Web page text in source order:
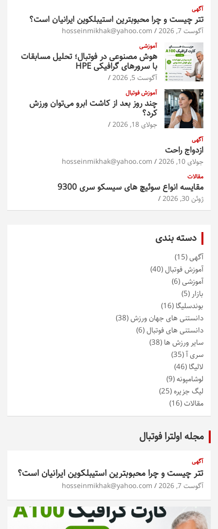
آگهی
تتر چیست و چرا محبوبترین استیبلکوین ایرانیان است؟
آگوست 7, 2026 hosseinmikhak@yahoo.com
آموزشی
هوش مصنوعی در فوتبال؛ تحلیل مسابقات
با سرورهای گرافیکی HPE
آگوست 5, 2026
آموزش فوتبال
چند روز بعد از کاشت ابرو می‌توان ورزش
کرد؟
جولای 18, 2026
آگهی
ازدواج راحت
جولای 10, 2026 hosseinmikhak@yahoo.com
مقالات
مقایسه انواع سوئیچ های سیسکو سری 9300
ژوئن 30, 2026
دسته بندی
آگهی(15)
آموزش فوتبال(40)
آموزشی(6)
بازار (5)
بوندسلیگا (16)
دانستنی های جهان ورزش(38)
دانستنی های فوتبال(6)
سایر ورزش ها (38)
سری آ(35)
لالیگا (46)
لوشامپونه(9)
لیگ جزیره(25)
مقالات(16)
مجله اولترا فوتبال
آگهی
تتر چیست و چرا محبوبترین استیبلکوین ایرانیان است؟
آگوست 7, 2026 hosseinmikhak@yahoo.com